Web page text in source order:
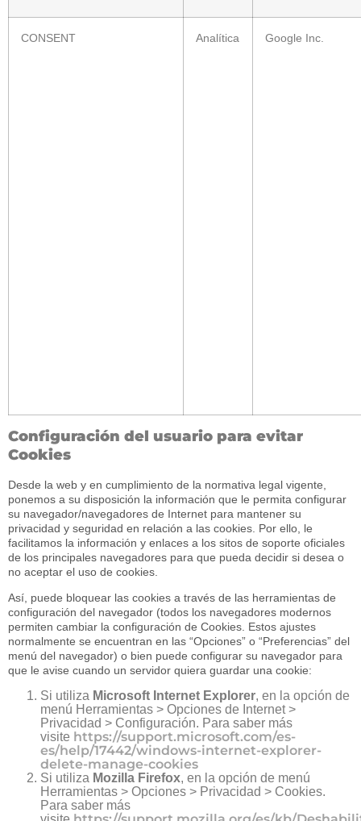
CONSENT Analítica Google Inc.
Configuración del usuario para evitar
Cookies
Desde la web y en cumplimiento de la normativa legal vigente,
ponemos a su disposición la información que le permita configurar
su navegador/navegadores de Internet para mantener su
privacidad y seguridad en relación a las cookies. Por ello, le
facilitamos la información y enlaces a los sitos de soporte oficiales
de los principales navegadores para que pueda decidir si desea o
no aceptar el uso de cookies.
Así, puede bloquear las cookies a través de las herramientas de
configuración del navegador (todos los navegadores modernos
permiten cambiar la configuración de Cookies. Estos ajustes
normalmente se encuentran en las “Opciones” o “Preferencias” del
menú del navegador) o bien puede configurar su navegador para
que le avise cuando un servidor quiera guardar una cookie:
Si utiliza Microsoft Internet Explorer, en la opción de
menú Herramientas > Opciones de Internet >
Privacidad > Configuración. Para saber más
visite https://support.microsoft.com/es-
es/help/17442/windows-internet-explorer-
delete-manage-cookies
Si utiliza Mozilla Firefox, en la opción de menú
Herramientas > Opciones > Privacidad > Cookies.
Para saber más